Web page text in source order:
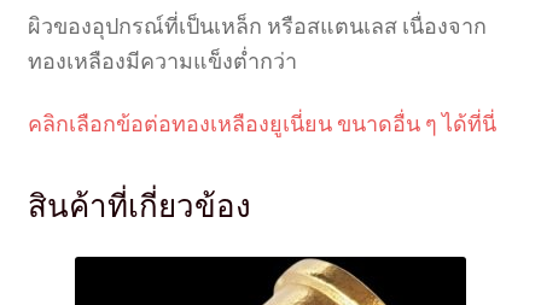
ผิวของอุปกรณ์ที่เป็นเหล็ก หรือสแตนเลส เนื่องจาก
ทองเหลืองมีความแข็งต่ำกว่า
คลิกเลือกข้อต่อทองเหลืองยูเนี่ยน ขนาดอื่น ๆ ได้ที่นี่
สินค้าที่เกี่ยวข้อง